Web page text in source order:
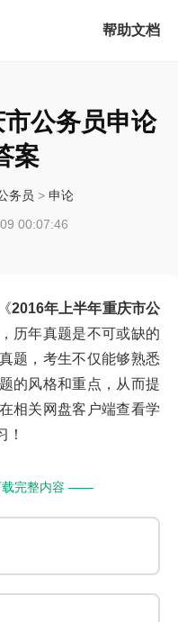
帮助文档
公务员申论
案
务员 > 申论
00:07:46
2016年上半年重庆市公
历年真题是不可或缺的
题，考生不仅能够熟悉
的风格和重点，从而提
相关网盘客户端查看学
！
载完整内容 ——